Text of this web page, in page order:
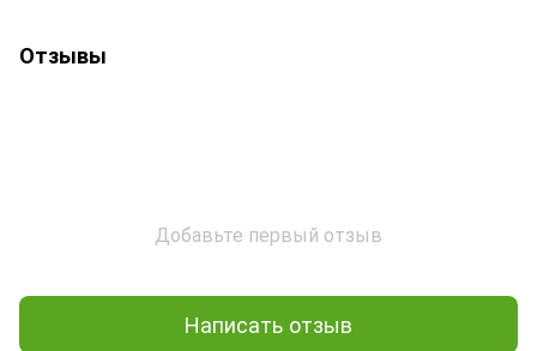
Отзывы
Добавьте первый отзыв
Написать отзыв